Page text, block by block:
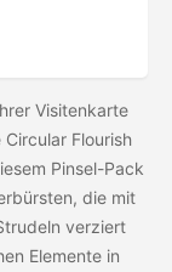
Visitenkarte
Flourish
Pinsel-Pack
die mit
verziert
Elemente in